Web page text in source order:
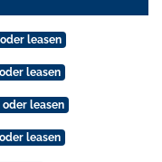
leasen
leasen
oder leasen
leasen